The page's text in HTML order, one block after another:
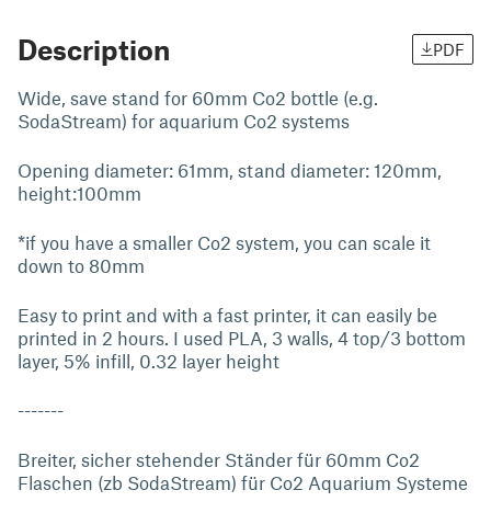
Description PDF
Wide, save stand for 60mm Co2 bottle (e.g.
SodaStream) for aquarium Co2 systems
Opening diameter: 61mm, stand diameter: 120mm,
height:100mm
*if you have a smaller Co2 system, you can scale it
down to 80mm
Easy to print and with a fast printer, it can easily be
printed in 2 hours. I used PLA, 3 walls, 4 top/3 bottom
layer, 5% infill, 0.32 layer height
-------
Breiter, sicher stehender Ständer für 60mm Co2
Flaschen (zb SodaStream) für Co2 Aquarium Systeme